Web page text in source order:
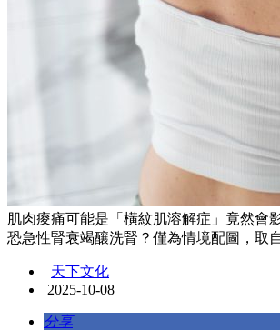
肌肉痠痛可能是「橫紋肌溶解症」竟然會
恐急性腎衰竭釀洗腎？僅為情境配圖，取
天下文化
2025-10-08
分享